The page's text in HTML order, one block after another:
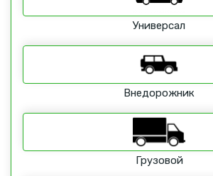
Универсал
Внедорожник
Грузовой